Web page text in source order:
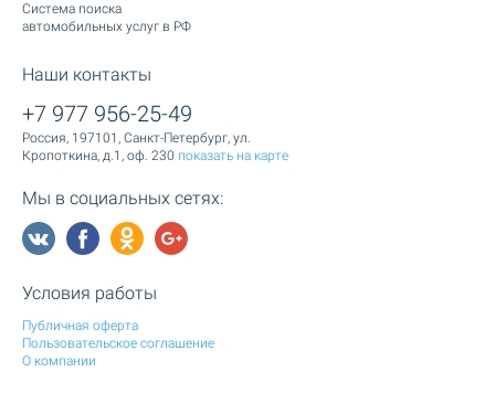
Cистема поиска
автомобильных услуг в РФ
Наши контакты
+7 977 956-25-49
Россия, 197101, Санкт-Петербург, ул.
Кропоткина, д.1, оф. 230 показать на карте
Мы в социальных сетях:
Условия работы
Публичная оферта
Пользовательское соглашение
О компании